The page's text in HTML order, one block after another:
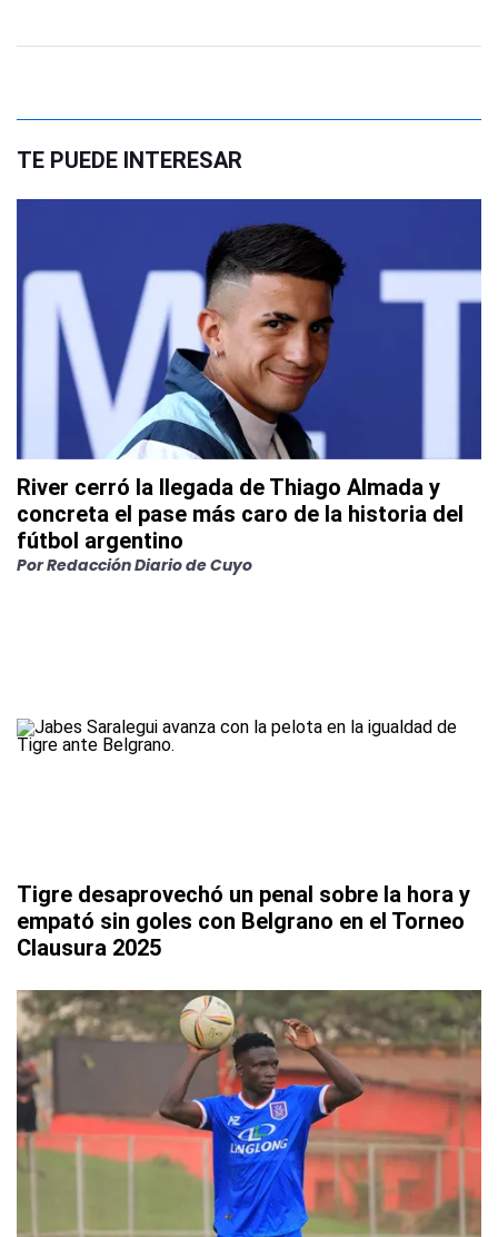
TE PUEDE INTERESAR
River cerró la llegada de Thiago Almada y
concreta el pase más caro de la historia del
fútbol argentino
PorRedacción Diario de Cuyo
Tigre desaprovechó un penal sobre la hora y
empató sin goles con Belgrano en el Torneo
Clausura 2025